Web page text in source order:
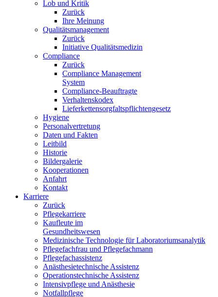
Lob und Kritik
Zurück
Ihre Meinung
Qualitätsmanagement
Zurück
Initiative Qualitätsmedizin
Compliance
Zurück
Compliance Management
System
Compliance-Beauftragte
Verhaltenskodex
Lieferkettensorgfaltspflichtengesetz
Hygiene
Personalvertretung
Daten und Fakten
Leitbild
Historie
Bildergalerie
Kooperationen
Anfahrt
Kontakt
Karriere
Zurück
Pflegekarriere
Kaufleute im
Gesundheitswesen
Medizinische Technologie für Laboratoriumsanalytik
Pflegefachfrau und Pflegefachmann
Pflegefachassistenz
Anästhesietechnische Assistenz
Operationstechnische Assistenz
Intensivpflege und Anästhesie
Notfallpflege